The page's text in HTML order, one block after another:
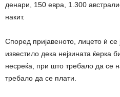
денари, 150 евра, 1.300
накит.
Според пријавеното, лицето ѝ се
известило дека нејзината ќерка
несреќа, при што требало да се
требало да се плати.